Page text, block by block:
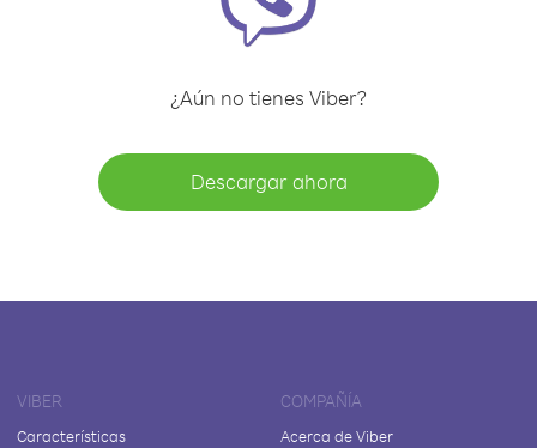
¿Aún no tienes Viber?
Descargar ahora
VIBER
Características
COMPAÑÍA
Acerca de Viber